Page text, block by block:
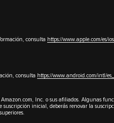
consulta https://www.apple.com/es/
consulta https://www.android.com/intl/
Inc. o sus afiliados. Algunas
inicial, deberás renovar la